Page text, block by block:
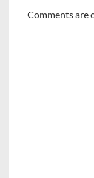
Comments are